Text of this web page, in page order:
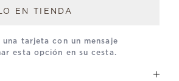
EN TIENDA
tarjeta con un mensaje
esta opción en su cesta.